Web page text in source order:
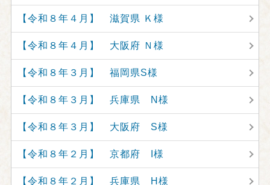
【令和８年４月】 滋賀県 Ｋ様
【令和８年４月】 大阪府 Ｎ様
【令和８年３月】 福岡県S様
【令和８年３月】 兵庫県 N様
【令和８年３月】 大阪府 S様
【令和８年２月】 京都府 I様
【令和８年２月】 兵庫県 H様